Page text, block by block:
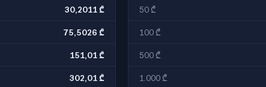
30,2011 ₾
75,5026 ₾
151,01 ₾
302,01 ₾
50 ₾
100 ₾
500 ₾
1.000 ₾